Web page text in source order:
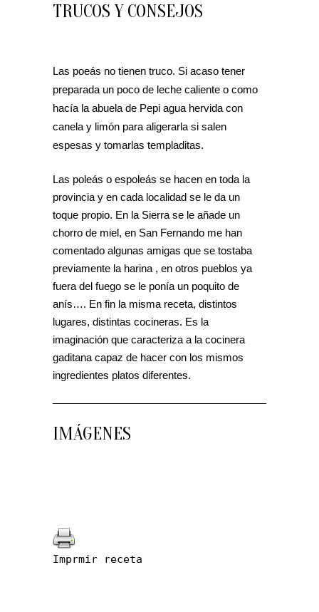
TRUCOS Y CONSEJOS
Las poeás no tienen truco. Si acaso tener
preparada un poco de leche caliente o como
hacía la abuela de Pepi agua hervida con
canela y limón para aligerarla si salen
espesas y tomarlas templaditas.
Las poleás o espoleás se hacen en toda la
provincia y en cada localidad se le da un
toque propio. En la Sierra se le añade un
chorro de miel, en San Fernando me han
comentado algunas amigas que se tostaba
previamente la harina , en otros pueblos ya
fuera del fuego se le ponía un poquito de
anís…. En fin la misma receta, distintos
lugares, distintas cocineras. Es la
imaginación que caracteriza a la cocinera
gaditana capaz de hacer con los mismos
ingredientes platos diferentes.
IMÁGENES
Imprmir receta